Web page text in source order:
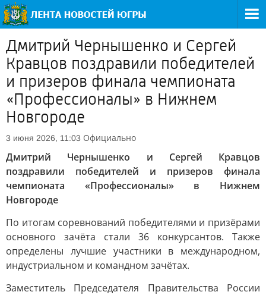
Дмитрий Чернышенко и Сергей
Кравцов поздравили победителей
и призеров финала чемпионата
«Профессионалы» в Нижнем
Новгороде
3 июня 2026, 11:03 Официально
Дмитрий Чернышенко и Сергей Кравцов
поздравили победителей и призеров финала
чемпионата «Профессионалы» в Нижнем
Новгороде
По итогам соревнований победителями и призёрами
основного зачёта стали 36 конкурсантов. Также
определены лучшие участники в международном,
индустриальном и командном зачётах.
Заместитель Председателя Правительства России